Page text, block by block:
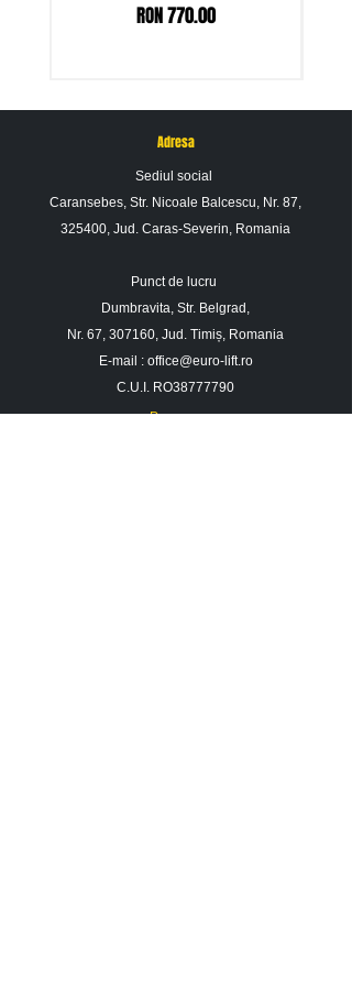
Price
RON 770.00
Adresa
Sediul social
Caransebes, Str. Nicoale Balcescu, Nr. 87,
325400, Jud. Caras-Severin, Romania
Punct de lucru
Dumbravita, Str. Belgrad,
Nr. 67, 307160, Jud. Timiș, Romania
E-mail : office@euro-lift.ro
C.U.I. RO38777790
Program